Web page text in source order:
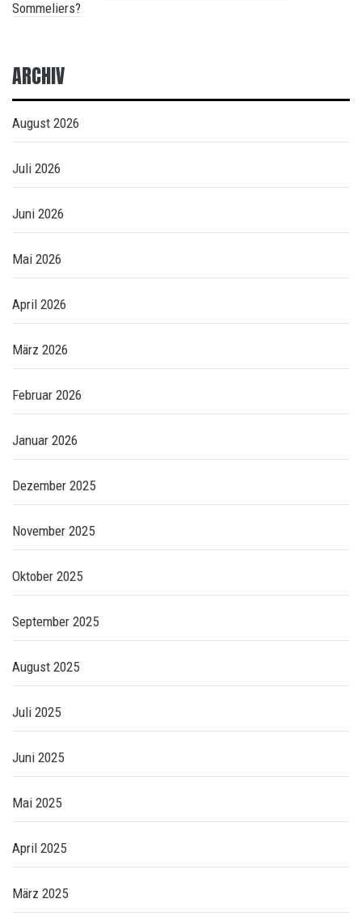
Sommeliers?
ARCHIV
August 2026
Juli 2026
Juni 2026
Mai 2026
April 2026
März 2026
Februar 2026
Januar 2026
Dezember 2025
November 2025
Oktober 2025
September 2025
August 2025
Juli 2025
Juni 2025
Mai 2025
April 2025
März 2025